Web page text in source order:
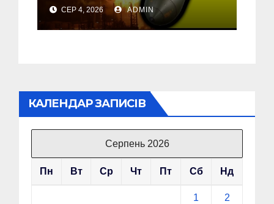
об’єкт на Росії
СЕР 4, 2026 ADMIN
КАЛЕНДАР ЗАПИСІВ
Серпень 2026
Пн Вт Ср Чт Пт Сб Нд
1 2